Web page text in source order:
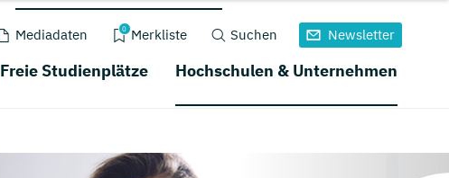
Mediadaten 0 Merkliste Suchen Newsletter
Freie Studienplätze Hochschulen & Unternehmen